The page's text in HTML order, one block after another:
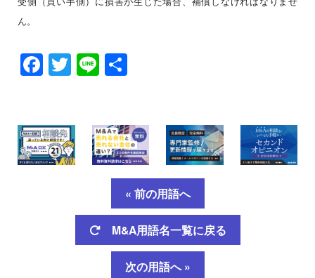
ん。
Facebook
Twitter
Line
« 前の用語へ
M&A用語名一覧に戻る
次の用語へ »